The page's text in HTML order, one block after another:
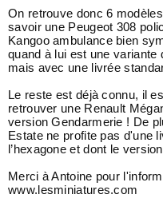
On retrouve donc 6
savoir une Peugeot 308
Kangoo ambulance bien
quand à lui est une
mais avec une livrée
Le reste est déjà connu, il
retrouver une Renault
version Gendarmerie ! De
Estate ne profite pas d'une
l’hexagone et dont le
Merci à Antoine pour
www.lesminiatures.com